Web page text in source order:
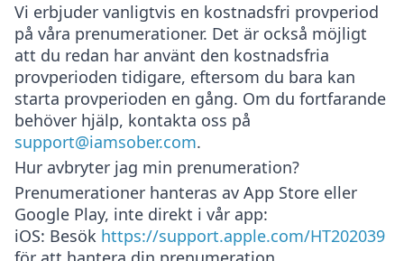
Vi erbjuder vanligtvis en kostnadsfri provperiod
på våra prenumerationer. Det är också möjligt
att du redan har använt den kostnadsfria
provperioden tidigare, eftersom du bara kan
starta provperioden en gång. Om du fortfarande
behöver hjälp, kontakta oss på
support@iamsober.com.
Hur avbryter jag min prenumeration?
Prenumerationer hanteras av App Store eller
Google Play, inte direkt i vår app:
iOS: Besök https://support.apple.com/HT202039